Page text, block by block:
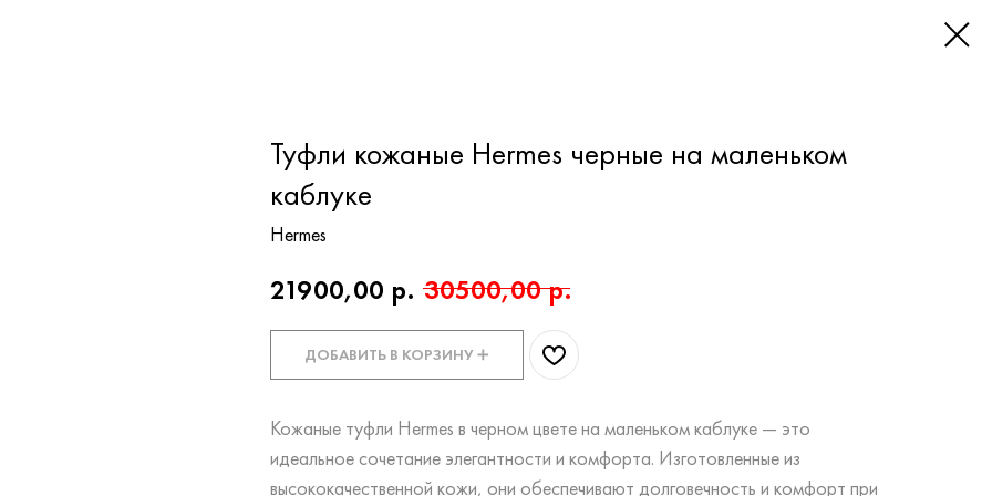
Туфли кожаные Hermes черные на маленьком
каблуке
Hermes
21900,00 р. 30500,00 р.
ДОБАВИТЬ В КОРЗИНУ ➕
Кожаные туфли Hermes в черном цвете на маленьком каблуке — это
идеальное сочетание элегантности и комфорта. Изготовленные из
высококачественной кожи, они обеспечивают долговечность и комфорт при